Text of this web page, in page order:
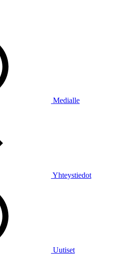
Medialle
Yhteystiedot
Uutiset